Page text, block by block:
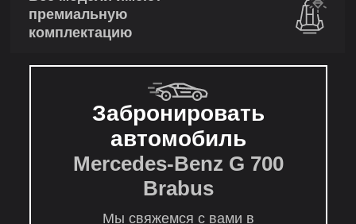
премиальную
комплектацию
Забронировать
автомобиль
Mercedes-Benz G 700
Brabus
Мы свяжемся с вами в